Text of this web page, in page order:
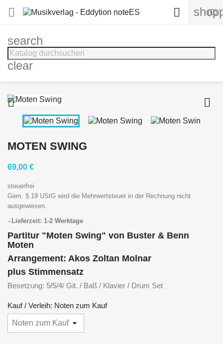
 (0)

search
clear
 
MOTEN SWING
69,00 €
steuerfrei
Gem. § 19 UStG wird die Mehrwertsteuer in der Rechnung nicht
ausgewiesen.
Lieferzeit: 1-2 Werktage
Partitur "Moten Swing" von Buster & Benn
Moten
Arrangement: Akos Zoltan Molnar
plus Stimmensatz
Besetzung: 5/5/4/ Git. / Baß / Klavier / Drum Set
Kauf / Verleih: Noten zum Kauf